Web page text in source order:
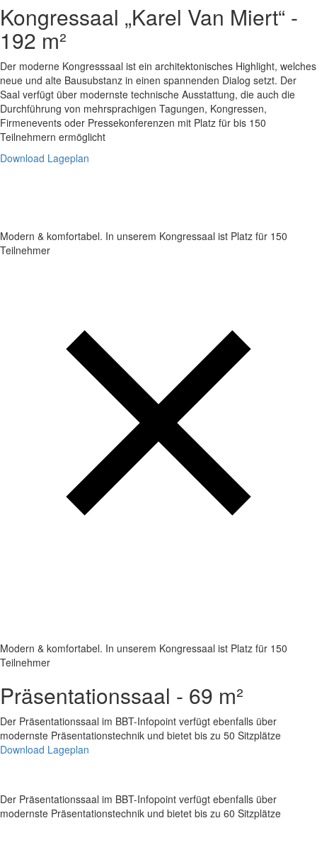
Kongressaal „Karel Van Miert“ -
192 m²
Der moderne Kongresssaal ist ein architektonisches Highlight, welches
neue und alte Bausubstanz in einen spannenden Dialog setzt. Der
Saal verfügt über modernste technische Ausstattung, die auch die
Durchführung von mehrsprachigen Tagungen, Kongressen,
Firmenevents oder Pressekonferenzen mit Platz für bis 150
Teilnehmern ermöglicht
Download Lageplan
Modern & komfortabel. In unserem Kongressaal ist Platz für 150
Teilnehmer
Modern & komfortabel. In unserem Kongressaal ist Platz für 150
Teilnehmer
Präsentationssaal - 69 m²
Der Präsentationssaal im BBT-Infopoint verfügt ebenfalls über
modernste Präsentationstechnik und bietet bis zu 50 Sitzplätze
Download Lageplan
Der Präsentationssaal im BBT-Infopoint verfügt ebenfalls über
modernste Präsentationstechnik und bietet bis zu 60 Sitzplätze